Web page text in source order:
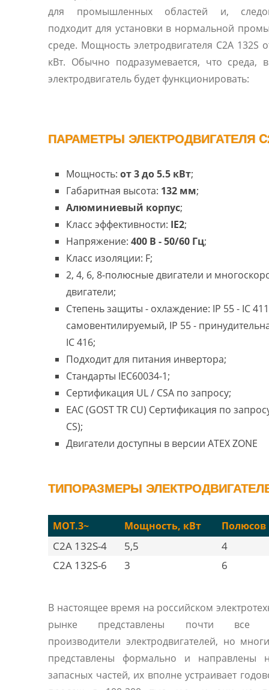
для промышленных областей и,
подходит для установки в нормальной
среде. Мощность элетродвигателя C2A 132S
кВт. Обычно подразумевается, что среда,
электродвигатель будет функционировать:
ПАРАМЕТРЫ ЭЛЕКТРОДВИГАТЕЛЯ
Мощность: от 3 до 5.5 кВт;
Габаритная высота: 132 мм;
Алюминиевый корпус;
Класс эффективности: IE2;
Напряжение: 400 В - 50/60 Гц;
Класс изоляции: F;
2, 4, 6, 8-полюсные двигатели и
двигатели;
Степень защиты - охлаждение: IP 55 - IC 411
самовентилируемый, IP 55 -
IC 416;
Подходит для питания инвертора;
Стандарты IEC60034-1;
Сертификация UL / CSA по запросу;
EAC (GOST TR CU) Сертификация по
CS);
Двигатели доступны в версии ATEX ZONE
ТИПОРАЗМЕРЫ
MOT.3~ Мощность, кВт Полюсов
C2A 132S-4 5,5
4
C2A 132S-6
3 6
В настоящее время на российском
рынке представлены почти все
производители электродвигателей, но
представлены формально и направлены
запасных частей, их вполне устраивает